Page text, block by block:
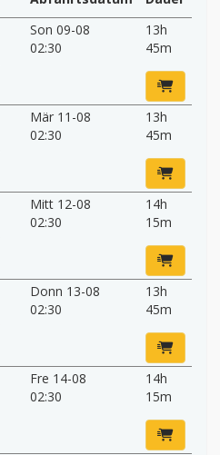
Son 09-08
02:30
13h
45m
Mär 11-08
02:30
13h
45m
Mitt 12-08
02:30
14h
15m
Donn 13-08
02:30
13h
45m
Fre 14-08
02:30
14h
15m